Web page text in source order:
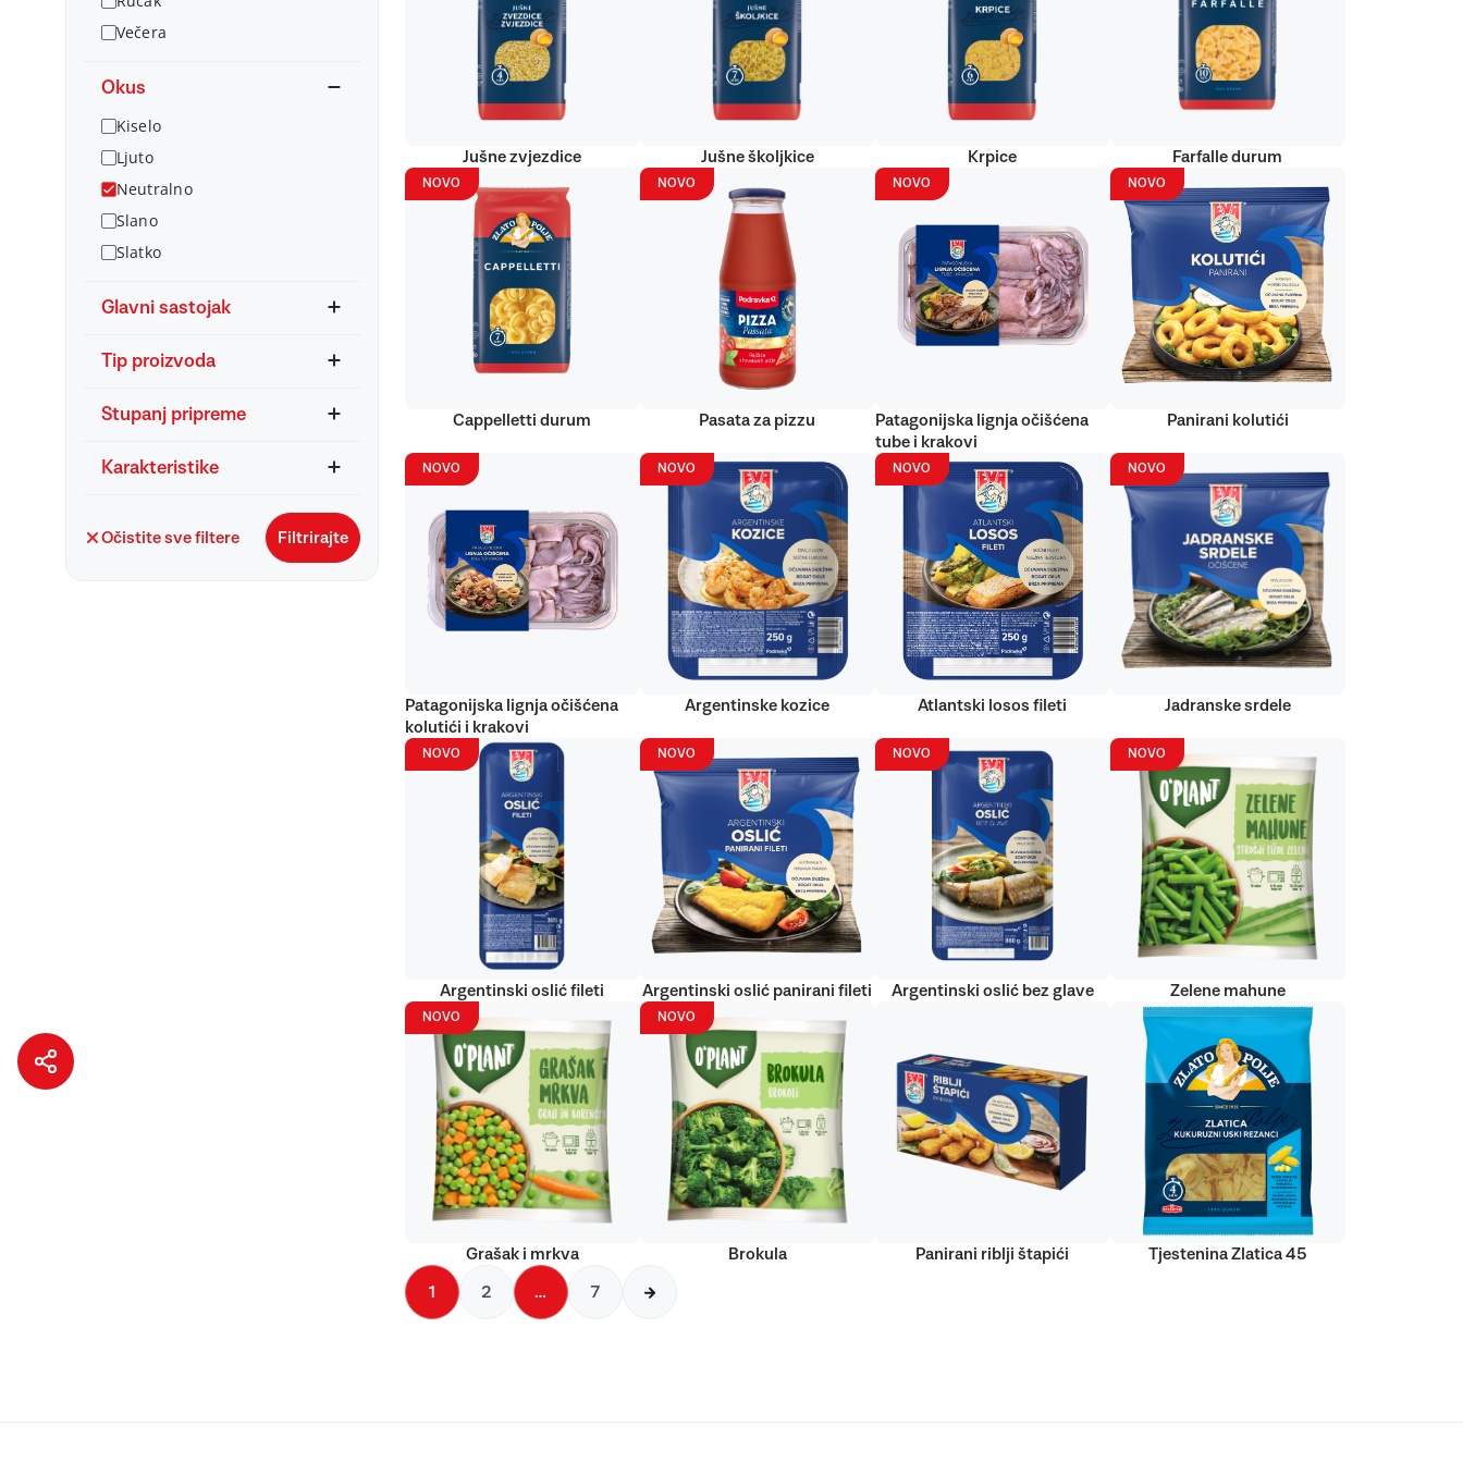
Večera
Okus
Kiselo
Ljuto
Neutralno
Slano
Slatko
Glavni sastojak
Tip proizvoda
Stupanj pripreme
Karakteristike
Očistite sve filtere Filtrirajte
Jušne zvjezdice Jušne školjkice Krpice Farfalle durum
NOVO
Cappelletti durum
NOVO
Pasata za pizzu
NOVO
Patagonijska lignja očišćena
tube i krakovi
NOVO
Panirani kolutići
NOVO
Patagonijska lignja očišćena
kolutići i krakovi
NOVO
Argentinske kozice
NOVO
Atlantski losos fileti
NOVO
Jadranske srdele
NOVO
Argentinski oslić fileti
NOVO
Argentinski oslić panirani fileti
NOVO
Argentinski oslić bez glave
NOVO
Zelene mahune
NOVO
Grašak i mrkva
NOVO
Brokula Panirani riblji štapići Tjestenina Zlatica 45
1 2 … 7